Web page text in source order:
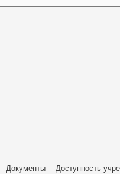
Документы Доступность